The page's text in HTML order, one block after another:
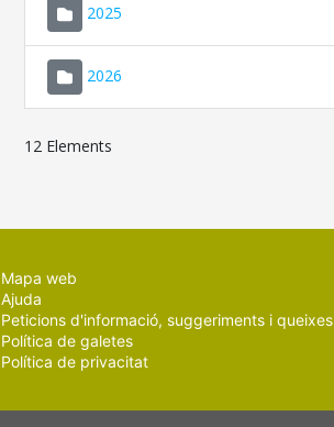
2025
2026
12 Elements
Mapa web
Ajuda
Peticions d'informació, suggeriments i queixes
Política de galetes
Política de privacitat